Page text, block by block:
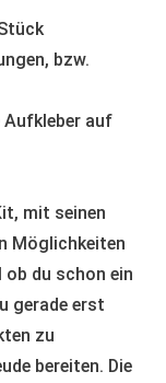
bzw.
Aufkleber auf
mit seinen
Möglichkeiten
du schon ein
gerade erst
zu
bereiten. Die